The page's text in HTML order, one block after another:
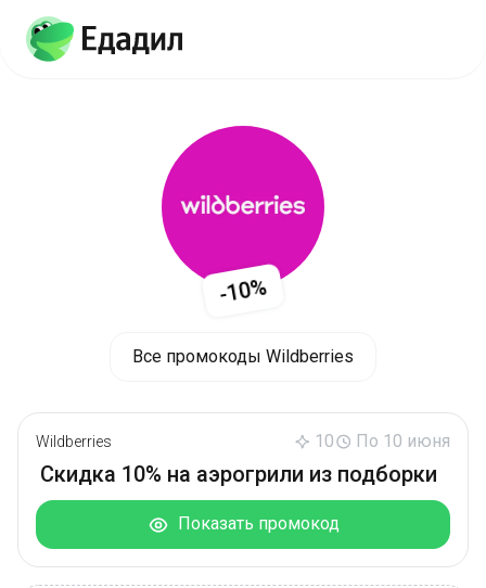
-10%
Все промокоды Wildberries
Wildberries 10 По 10 июня
Скидка 10% на аэрогрили из подборки
Показать промокод